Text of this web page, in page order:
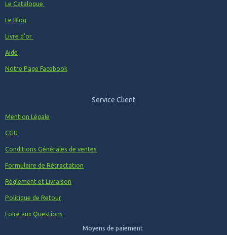
Le Catalogue
Le Blog
Livre d'or
Aide
Notre Page Facebook
Service Client
Mention Légale
CGU
Conditions Générales de ventes
Formulaire de Rétractation
Règlement et Livraison
Politique de Retour
Foire aux Questions
Moyens de paiement